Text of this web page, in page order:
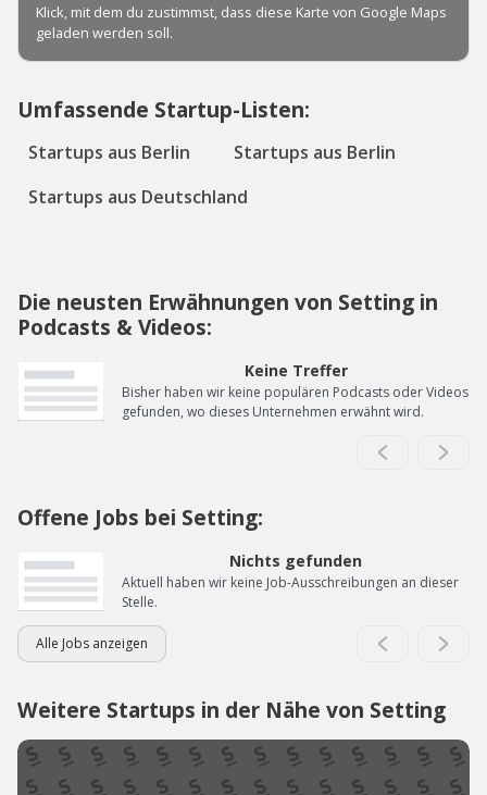
Umfassende Startup-Listen:
Startups aus Berlin
Startups aus Berlin
Startups aus Deutschland
Die neusten Erwähnungen von Setting in
Podcasts & Videos:
Keine Treffer
Bisher haben wir keine populären Podcasts oder Videos
gefunden, wo dieses Unternehmen erwähnt wird.
Offene Jobs bei Setting:
Nichts gefunden
Aktuell haben wir keine Job-Ausschreibungen an dieser
Stelle.
Alle Jobs anzeigen
Weitere Startups in der Nähe von Setting